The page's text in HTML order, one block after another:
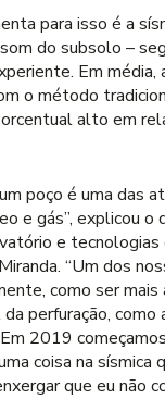
para isso é a
do subsolo –
Em média,
o método
alto em
poço é uma das
e gás”, explicou o
e tecnologias
“Um dos
como ser mais
perfuração, como
2019
coisa na sísmica
que eu não